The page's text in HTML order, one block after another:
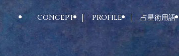
CONCEPT PROFILE 占星術用語